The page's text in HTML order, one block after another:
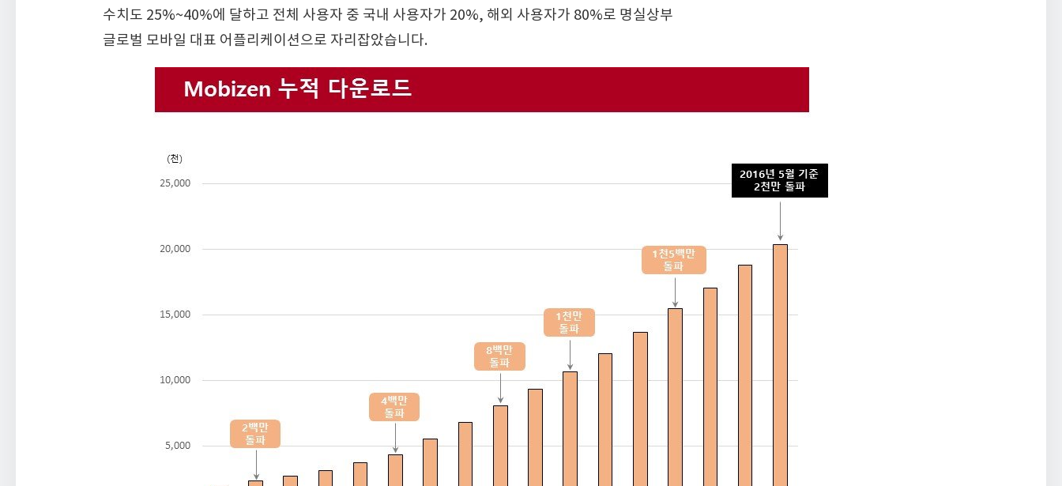
수치도 25%~40%에 달하고 전체 사용자 중 국내 사용자가 20%, 해외 사용자가 80%로 명실상부
글로벌 모바일 대표 어플리케이션으로 자리잡았습니다.